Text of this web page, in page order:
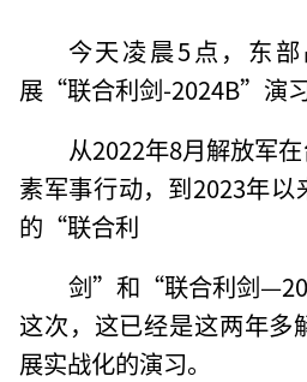
今天凌晨5点，东
展“联合利剑-2024B”演习
从2022年8月解放军
素军事行动，到2023年
的“联合利
剑”和“联合利剑
这次，这已经是这两年多
展实战化的演习。